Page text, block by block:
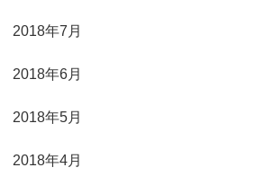
2018年7月
2018年6月
2018年5月
2018年4月